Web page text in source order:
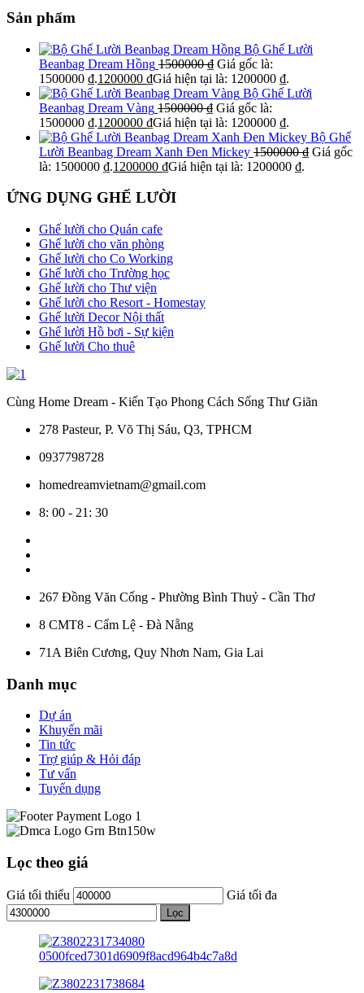
Sản phẩm
Bộ Ghế Lười
Beanbag Dream Hồng 1500000₫ Giá gốc là:
1500000 ₫.1200000 ₫Giá hiện tại là: 1200000 ₫.
Bộ Ghế Lười
Beanbag Dream Vàng 1500000₫ Giá gốc là:
1500000 ₫.1200000 ₫Giá hiện tại là: 1200000 ₫.
Bộ Ghế
Lười Beanbag Dream Xanh Đen Mickey 1500000₫ Giá gốc
là: 1500000 ₫.1200000 ₫Giá hiện tại là: 1200000 ₫.
ỨNG DỤNG GHẾ LƯỜI
Ghế lười cho Quán cafe
Ghế lười cho văn phòng
Ghế lười cho Co Working
Ghế lười cho Trường học
Ghế lười cho Thư viện
Ghế lười cho Resort - Homestay
Ghế lười Decor Nội thất
Ghế lười Hồ bơi - Sự kiện
Ghế lười Cho thuê
Cùng Home Dream - Kiến Tạo Phong Cách Sống Thư Giãn
278 Pasteur, P. Võ Thị Sáu, Q3, TPHCM
0937798728
homedreamvietnam@gmail.com
8: 00 - 21: 30
267 Đồng Văn Cống - Phường Bình Thuỷ - Cần Thơ
8 CMT8 - Cẩm Lệ - Đà Nẵng
71A Biên Cương, Quy Nhơn Nam, Gia Lai
Danh mục
Dự án
Khuyến mãi
Tin tức
Trợ giúp & Hỏi đáp
Tư vấn
Tuyển dụng
Lọc theo giá
Giá tối thiểu Giá tối đa
Lọc